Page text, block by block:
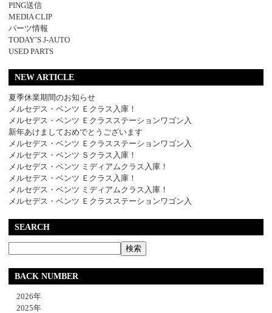
PING送信
MEDIA CLIP
パーツ情報
TODAY’S J-AUTO
USED PARTS
NEW ARTICLE
夏季休業期間のお知らせ
メルセデス・ベンツ Ｅクラス入庫！
メルセデス・ベンツ Ｅクラスステーションワゴン入
新年あけましておめでとうございます
メルセデス・ベンツ Ｅクラスステーションワゴン入
メルセデス・ベンツ Ｓクラス入庫！
メルセデス・ベンツ ミディアムクラス入庫！
メルセデス・ベンツ Ｅクラス入庫！
メルセデス・ベンツ ミディアムクラス入庫！
メルセデス・ベンツ Ｅクラスステーションワゴン入
SEARCH
BACK NUMBER
2026年
2025年